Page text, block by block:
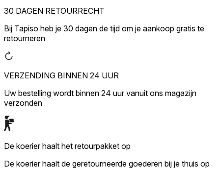
30 DAGEN RETOURRECHT
Bij Tapiso heb je 30 dagen de tijd om je aankoop gratis te
retourneren
VERZENDING BINNEN 24 UUR
Uw bestelling wordt binnen 24 uur vanuit ons magazijn
verzonden
De koerier haalt het retourpakket op
De koerier haalt de geretourneerde goederen bij je thuis op